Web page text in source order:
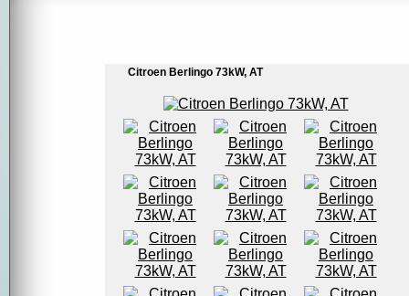
Citroen Berlingo 73kW, AT